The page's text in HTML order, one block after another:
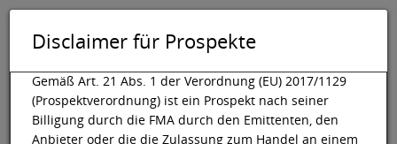
Toggle
Disclaimer für Prospekte
Gemäß Art. 21 Abs. 1 der Verordnung (EU) 2017/1129
(Prospektverordnung) ist ein Prospekt nach seiner
Billigung durch die FMA durch den Emittenten, den
Anbieter oder die die Zulassung zum Handel an einem